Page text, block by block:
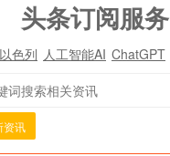
头条订阅服务
以色列 人工智能AI ChatGPT
资讯